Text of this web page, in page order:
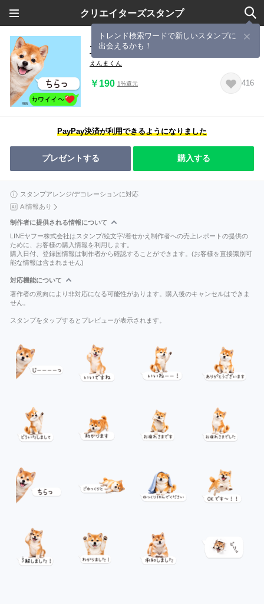
クリエイターズスタンプ
トレンド検索ワードで新しいスタンプに
出会えるかも！
豆柴の吹き出しスタンプ
えんまくん
￥190 1%還元 416
PayPay決済が利用できるようになりました
プレゼントする 購入する
スタンプアレンジ/デコレーションに対応
AI情報あり
制作者に提供される情報について
LINEヤフー株式会社はスタンプ/絵文字/着せかえ制作者への売上レポートの提供の
ために、お客様の購入情報を利用します。
購入日付、登録国情報は制作者から確認することができます。(お客様を直接識別可
能な情報は含まれません)
対応機能について
著作者の意向により非対応になる可能性があります。購入後のキャンセルはできま
せん。
スタンプをタップするとプレビューが表示されます。